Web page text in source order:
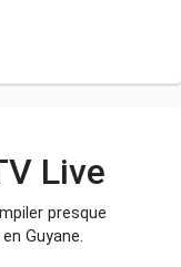
Live
presque
Guyane.